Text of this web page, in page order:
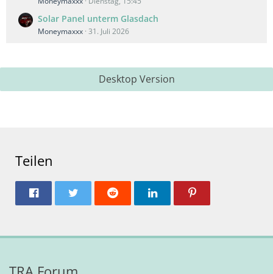
Solar Panel unterm Glasdach
Moneymaxxx 31. Juli 2026
Desktop Version
Teilen